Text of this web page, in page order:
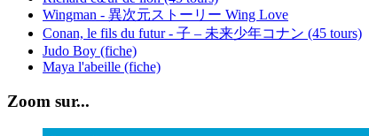
Wingman - 異次元ストーリー Wing Love
Conan, le fils du futur - 子 – 未来少年コナン (45 tours)
Judo Boy (fiche)
Maya l'abeille (fiche)
Zoom sur...